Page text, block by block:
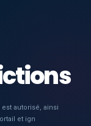
autorisé, ainsi
et ign